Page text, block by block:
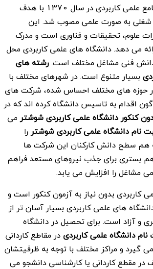
تاسیس دانشگاه جامع علمی کاربردی در سال 1370 با هدف
شغلی به صورت علمی مصوب شد. این
علوم، تحقیقات و فناوری است و مدرک
می دهد. دانشگاه های علمی کاربردی محل
دانش فنی مشاغل مختلف است.رشته های
بسیار متنوع است. در شهرهای مختلف با
حوزه های مختلف احساس شده، شرکت های
اقدام به تاسیس دانشگاه کرده اند که در
کنکور دانشگاه علمی کاربردیشوشتر می
نام دانشگاه علمی کاربردیشوشتر را
هم سطح دانش کارکنان این شرکت ها
بستری برای جذب نیروهای مستعد فراهم
مشاغل را افزایش می یابد.
کاربردی بدون نیاز به آزمون کنکور است و
های علمی کاربردی بسیار آسان تر از
و آزاد است. برای تحصیل در دانشگاه
نام دانشگاه علمی کاربردیدر مقاطع کاردانی
گیرد و مراکز مختلف با توجه به ظرفیتشان
مقطع کاردانی یا کارشناسی دانشجو می